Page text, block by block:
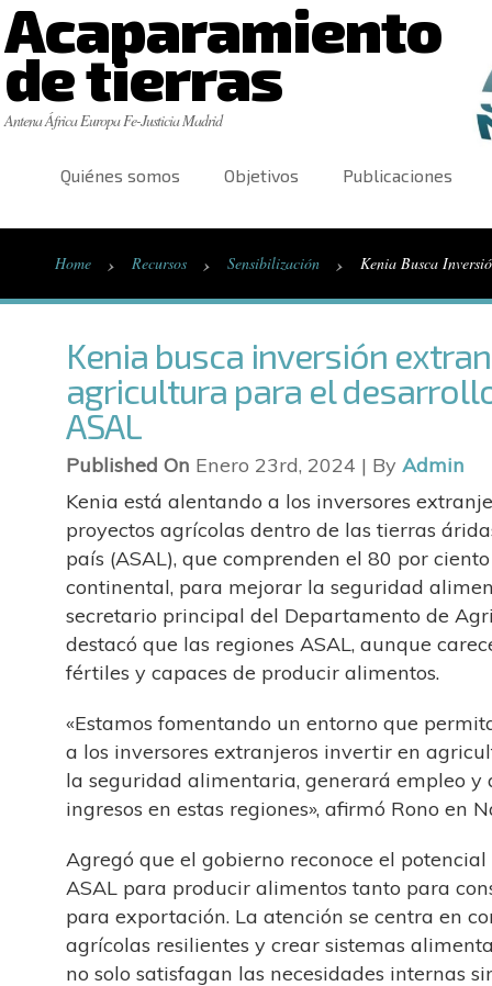
Acaparamiento
de tierras
Antena África Europa Fe-Justicia Madrid
Quiénes somos Objetivos Publicaciones
Home › Recursos › Sensibilización › Kenia Busca
Kenia busca inversión
agricultura para el
ASAL
Published On Enero 23rd, 2024 | By Admin
Kenia está alentando a los inversores
proyectos agrícolas dentro de las tierras
país (ASAL), que comprenden el 80 por
continental, para mejorar la seguridad
secretario principal del Departamento de
destacó que las regiones ASAL, aunque
fértiles y capaces de producir alimentos.
«Estamos fomentando un entorno que
a los inversores extranjeros invertir en
la seguridad alimentaria, generará empleo y
ingresos en estas regiones», afirmó Rono en
Agregó que el gobierno reconoce el
ASAL para producir alimentos tanto para
para exportación. La atención se centra en
agrícolas resilientes y crear sistemas
no solo satisfagan las necesidades internas